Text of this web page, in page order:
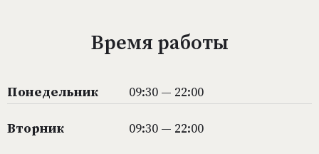
Время работы
Понедельник 09:30 — 22:00
Вторник 09:30 — 22:00